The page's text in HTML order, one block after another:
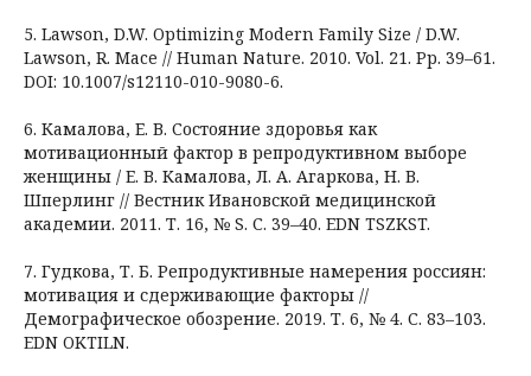
5. Lawson, D.W. Optimizing Modern Family Size / D.W.
Lawson, R. Mace // Human Nature. 2010. Vol. 21. Pp. 39–61.
DOI: 10.1007/s12110-010-9080-6.
6. Камалова, Е. В. Состояние здоровья как
мотивационный фактор в репродуктивном выборе
женщины / Е. В. Камалова, Л. А. Агаркова, Н. В.
Шперлинг // Вестник Ивановской медицинской
академии. 2011. Т. 16, № S. С. 39–40. EDN TSZKST.
7. Гудкова, Т. Б. Репродуктивные намерения россиян:
мотивация и сдерживающие факторы //
Демографическое обозрение. 2019. Т. 6, № 4. С. 83–103.
EDN OKTILN.